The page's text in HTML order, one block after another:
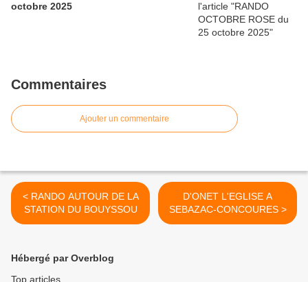
octobre 2025
Commentaires
Ajouter un commentaire
< RANDO AUTOUR DE LA
STATION DU BOUYSSOU
D'ONET L'EGLISE A
SEBAZAC-CONCOURES >
Hébergé par Overblog
Top articles